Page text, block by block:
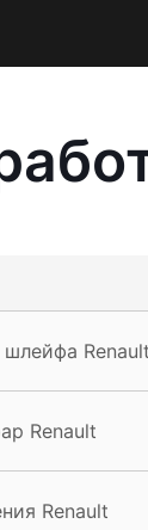
Renault
Renault
Renault